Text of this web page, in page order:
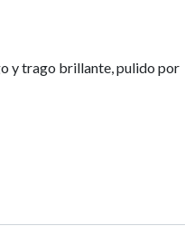
y trago brillante, pulido por